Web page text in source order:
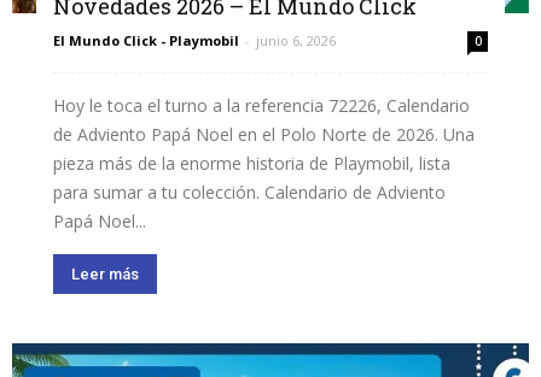
Novedades 2026 – El Mundo Click
El Mundo Click - Playmobil - junio 6, 2026 0
Hoy le toca el turno a la referencia 72226, Calendario
de Adviento Papá Noel en el Polo Norte de 2026. Una
pieza más de la enorme historia de Playmobil, lista
para sumar a tu colección. Calendario de Adviento
Papá Noel...
Leer más